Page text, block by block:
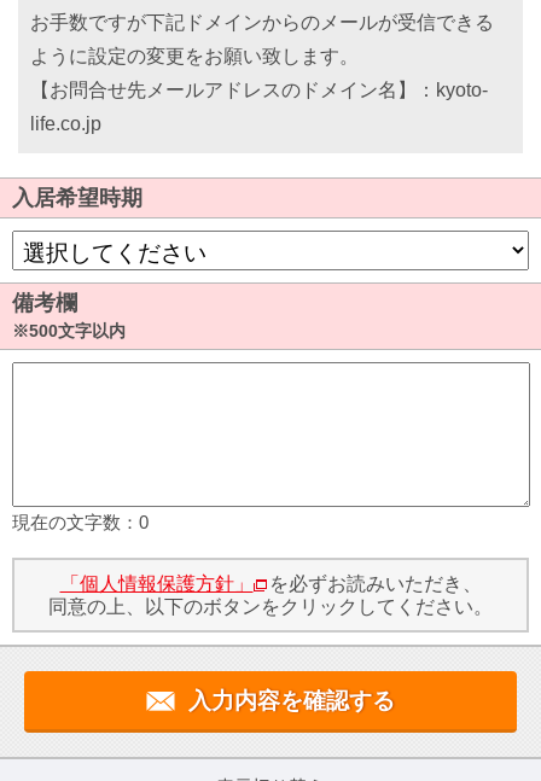
お手数ですが下記ドメインからのメールが受信できる
ように設定の変更をお願い致します。
【お問合せ先メールアドレスのドメイン名】：kyoto-
life.co.jp
入居希望時期
備考欄
※500文字以内
現在の文字数： 0
「個人情報保護方針」
を必ずお読みいただき、
同意の上、以下のボタンをクリックしてください。
入力内容を確認する